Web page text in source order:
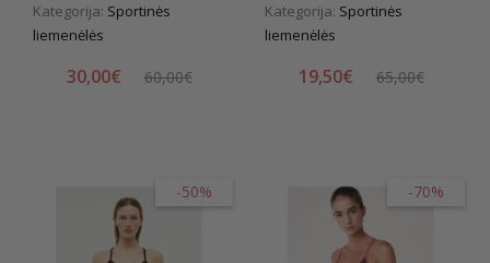
Kategorija: Sportinės
liemenėlės
30,00€ 60,00€
Kategorija: Sportinės
liemenėlės
19,50€ 65,00€
-50% -70%